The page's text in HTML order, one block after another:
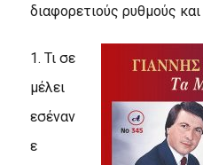
διαφορετιούς ρυθμούς
1. Τι σε
μέλει
εσέναν
ε